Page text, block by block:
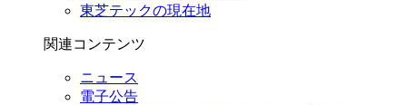
東芝テックの現在地
関連コンテンツ
ニュース
電子公告